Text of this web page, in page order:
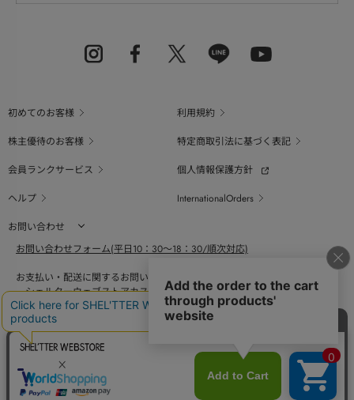
初めてのお客様
利用規約
株主優待のお客様
特定商取引法に基づく表記
会員ランクサービス
個人情報保護方針
ヘルプ
InternationalOrders
お問い合わせ
お問い合わせフォーム(平日10：30～18：30/順次対応)
お支払い・配送に関するお問い合わせ（平日10：30～18：00）
シェルターウェブストアカスタマーセンター
0800-123-6820
商品の素材、サイズ、仕様等に関するお問い合せ（平日10：30～18：00）
バロックジャパンリミテッドコールセンター
03-6730-9191
BAROQUE JAPAN LIMITED 採用情報